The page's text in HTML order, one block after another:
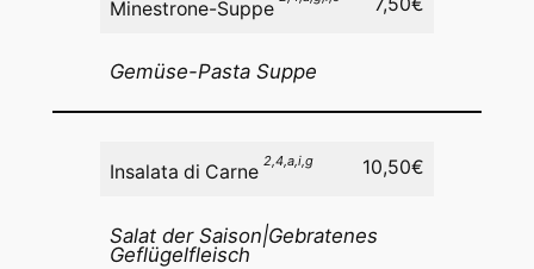
Minestrone-Suppe
Gemüse-Pasta Suppe
Insalata di Carne
2,4,a,i,g 10,50€
Salat der Saison|Gebratenes
Geflügelfleisch